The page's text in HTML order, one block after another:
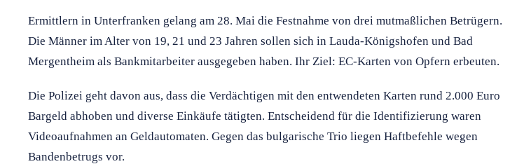
Ermittlern in Unterfranken gelang am 28. Mai die Festnahme von drei mutmaßlichen Betrügern.
Die Männer im Alter von 19, 21 und 23 Jahren sollen sich in Lauda-Königshofen und Bad
Mergentheim als Bankmitarbeiter ausgegeben haben. Ihr Ziel: EC-Karten von Opfern erbeuten.
Die Polizei geht davon aus, dass die Verdächtigen mit den entwendeten Karten rund 2.000 Euro
Bargeld abhoben und diverse Einkäufe tätigten. Entscheidend für die Identifizierung waren
Videoaufnahmen an Geldautomaten. Gegen das bulgarische Trio liegen Haftbefehle wegen
Bandenbetrugs vor.